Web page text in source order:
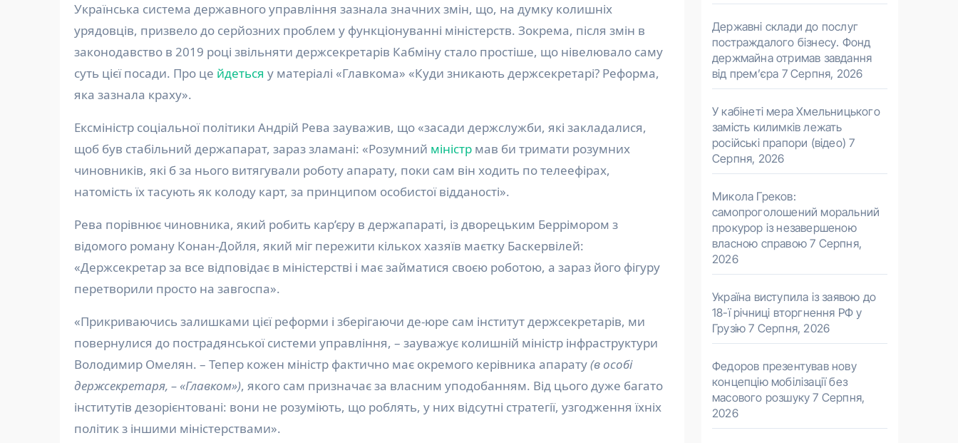
Українська система державного управління зазнала значних змін, що, на думку колишніх
урядовців, призвело до серйозних проблем у функціонуванні міністерств. Зокрема, після змін в
законодавство в 2019 році звільняти держсекретарів Кабміну стало простіше, що нівелювало саму
суть цієї посади. Про це йдеться у матеріалі «Главкома» «Куди зникають держсекретарі? Реформа,
яка зазнала краху».
Ексміністр соціальної політики Андрій Рева зауважив, що «засади держслужби, які закладалися,
щоб був стабільний держапарат, зараз зламані: «Розумний міністр мав би тримати розумних
чиновників, які б за нього витягували роботу апарату, поки сам він ходить по телеефірах,
натомість їх тасують як колоду карт, за принципом особистої відданості».
Рева порівнює чиновника, який робить кар’єру в держапараті, із дворецьким Беррімором з
відомого роману Конан-Дойля, який міг пережити кількох хазяїв маєтку Баскервілей:
«Держсекретар за все відповідає в міністерстві і має займатися своєю роботою, а зараз його фігуру
перетворили просто на завгоспа».
«Прикриваючись залишками цієї реформи і зберігаючи де-юре сам інститут держсекретарів, ми
повернулися до пострадянської системи управління, – зауважує колишній міністр інфраструктури
Володимир Омелян. – Тепер кожен міністр фактично має окремого керівника апарату(в особі
держсекретаря, – «Главком»), якого сам призначає за власним уподобанням. Від цього дуже багато
інститутів дезорієнтовані: вони не розуміють, що роблять, у них відсутні стратегії, узгодження їхніх
політик з іншими міністерствами».
Державні склади до послуг
постраждалого бізнесу. Фонд
держмайна отримав завдання
від прем’єра 7 Серпня, 2026
У кабінеті мера Хмельницького
замість килимків лежать
російські прапори (відео) 7
Серпня, 2026
Микола Греков:
самопроголошений моральний
прокурор із незавершеною
власною справою 7 Серпня,
2026
Україна виступила із заявою до
18-ї річниці вторгнення РФ у
Грузію 7 Серпня, 2026
Федоров презентував нову
концепцію мобілізації без
масового розшуку 7 Серпня,
2026